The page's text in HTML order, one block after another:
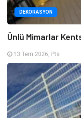
DEKORASYON
Ünlü Mimarlar
13 Tem 2026, Pts